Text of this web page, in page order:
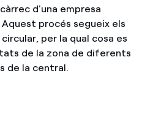
d'una empresa
procés segueix els
per la qual cosa es
de la zona de diferents
de la central.